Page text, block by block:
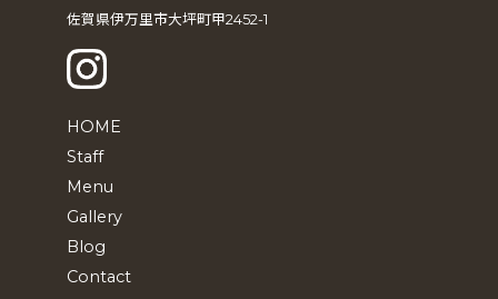
佐賀県伊万里市大坪町甲2452-1
HOME
Staff
Menu
Gallery
Blog
Contact